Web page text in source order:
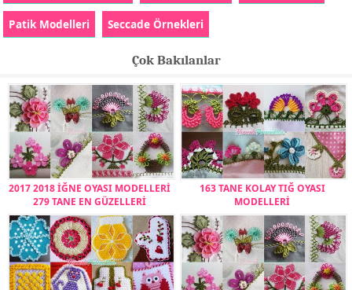
Patik Modelleri Seccade Örnekleri
Çok Bakılanlar
2017 2018 İĞNE OYASI MODELLERİ
279 TANE EN GÜZELLERİ
163 TANE KOLAY TIĞ OYASI
MODELLERİ